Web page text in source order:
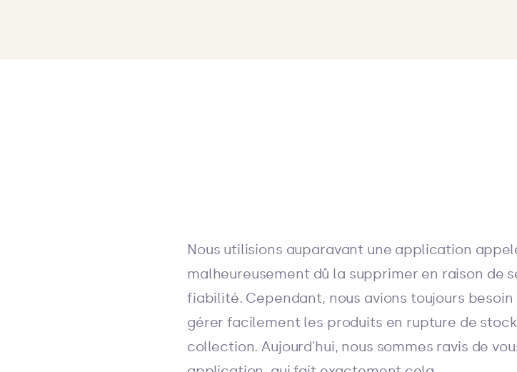
Nous utilisions auparavant une application
malheureusement dû la supprimer en raison de
fiabilité. Cependant, nous avions toujours
gérer facilement les produits en rupture de
collection. Aujourd'hui, nous sommes ravis de